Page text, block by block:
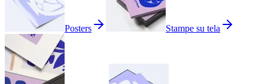
Posters Stampe su tela